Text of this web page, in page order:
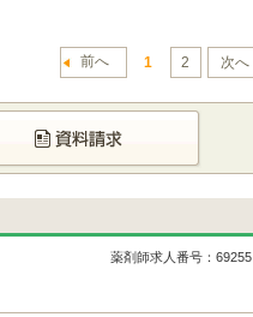
前へ 1 2 次へ
薬剤師求人番号：69255